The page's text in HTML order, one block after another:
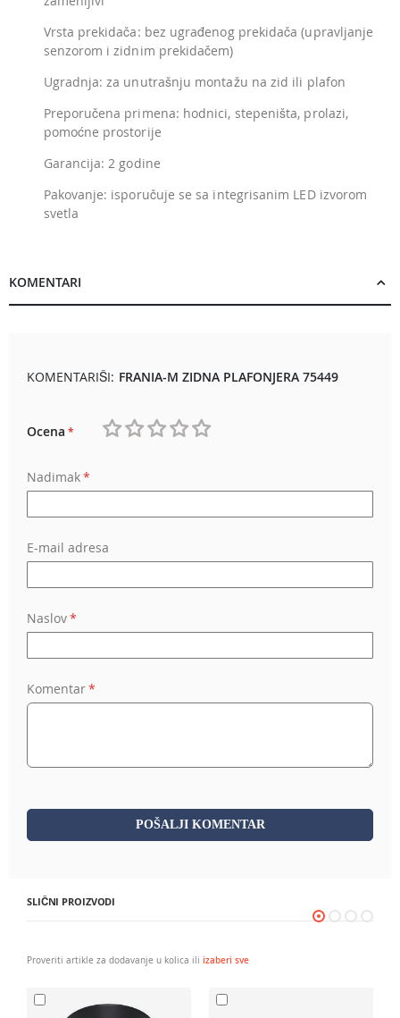
Vrsta prekidača: bez ugrađenog prekidača (upravljanje
senzorom i zidnim prekidačem)
Ugradnja: za unutrašnju montažu na zid ili plafon
Preporučena primena: hodnici, stepeništa, prolazi,
pomoćne prostorije
Garancija: 2 godine
Pakovanje: isporučuje se sa integrisanim LED izvorom
svetla
KOMENTARI
KOMENTARIŠI: FRANIA-M ZIDNA PLAFONJERA 75449
Ocena
Nadimak
E-mail adresa
Naslov
Komentar
POŠALJI KOMENTAR
SLIČNI PROIZVODI
Proveriti artikle za dodavanje u kolica ili izaberi sve